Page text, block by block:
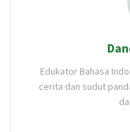
Edukator Bahasa
cerita dan sudut